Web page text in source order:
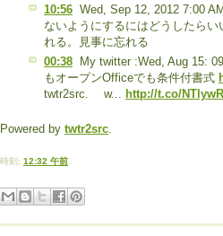
10:56 Wed, Sep 12, 2012 7:00
ないようにするにはどうしたら
れる。見事に忘れる
00:38
My twitter :Wed, Aug 15:
もオープンOfficeでも条件付書式
twtr2src. w... http://t.co/
Powered by twtr2src.
時刻: 12:32 午前